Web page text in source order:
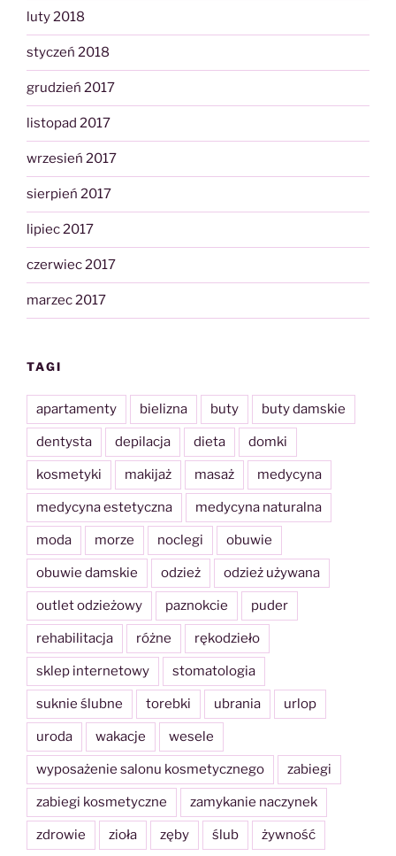
luty 2018
styczeń 2018
grudzień 2017
listopad 2017
wrzesień 2017
sierpień 2017
lipiec 2017
czerwiec 2017
marzec 2017
TAGI
apartamenty bielizna buty buty damskie
dentysta depilacja dieta domki
kosmetyki makijaż masaż medycyna
medycyna estetyczna medycyna naturalna
moda morze noclegi obuwie
obuwie damskie odzież odzież używana
outlet odzieżowy paznokcie puder
rehabilitacja różne rękodzieło
sklep internetowy stomatologia
suknie ślubne torebki ubrania urlop
uroda wakacje wesele
wyposażenie salonu kosmetycznego zabiegi
zabiegi kosmetyczne zamykanie naczynek
zdrowie zioła zęby ślub żywność